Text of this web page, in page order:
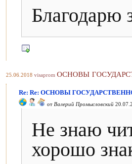
Благодарю
25.06.2018 visaprom ОСНОВЫ
Re: Re: ОСНОВЫ
от Валерий Промысловский
Не знаю
хорошо